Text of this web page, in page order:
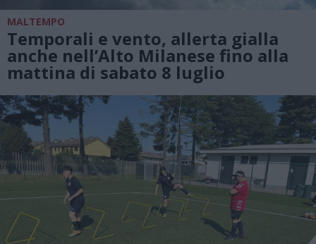
MALTEMPO
Temporali e vento, allerta gialla
anche nell’Alto Milanese fino alla
mattina di sabato 8 luglio